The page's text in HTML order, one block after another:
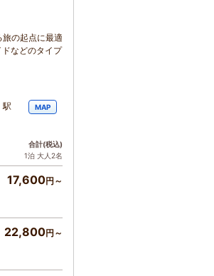
の起点に最適
などのタイプ
駅
MAP
合計(税込)
1泊 大人2名
17,600円～
22,800円～